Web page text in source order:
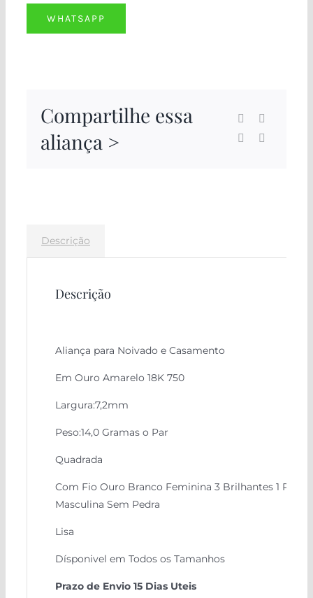
WHATSAPP
Compartilhe essa
aliança >
Descrição
Descrição
Aliança para Noivado e Casamento
Em Ouro Amarelo 18K 750
Largura:7,2mm
Peso:14,0 Gramas o Par
Quadrada
Com Fio Ouro Branco Feminina 3 Brilhantes 1 Ponto
Masculina Sem Pedra
Lisa
Dísponivel em Todos os Tamanhos
Prazo de Envio 15 Dias Uteis